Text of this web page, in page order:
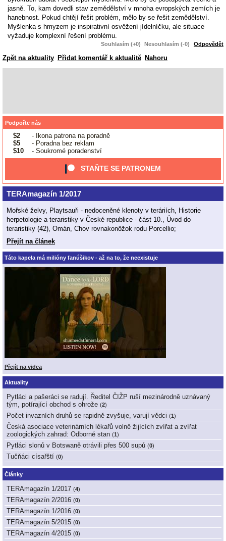
jasně. To, kam dovedli stav zemědělství v mnoha evropských zemích je
hanebnost. Pokud chtějí řešit problém, mělo by se řešit zemědělství.
Myšlenka s hmyzem je inspirativní osvěžení jídelníčku, ale situace
vyžaduje komplexní řešení problému.
Souhlasím (+0) Nesouhlasím (-0) Odpovědět
Zpět na aktuality Přidat komentář k aktualitě Nahoru
Podpořte nás
$2
- Ikona patrona na poradně
$5
- Poradna bez reklam
$10
- Soukromé poradenství
STAŇTE SE PATRONEM
TERAmagazín 1/2017
Mořské želvy, Playtsauři - nedoceněné klenoty v teráriích, Historie
herpetologie a teraristiky v České republice - část 10., Úvod do
teraristiky (42), Omán, Chov rovnakonôžok rodu Porcellio;
Přejít na článek
Táto kapela má milióny fanúšikov - až na to, že neexistuje
Přejít na videa
Aktuality
Pytláci a pašeráci se radují. Ředitel ČIŽP ruší mezinárodně uznávaný
tým, potírající obchod s ohrože (2)
Počet invazních druhů se rapidně zvyšuje, varují vědci (1 )
Česká asociace veterinárních lékařů volně žijících zvířat a zvířat
zoologických zahrad: Odborné stan (1 )
Pytláci slonů v Botswaně otrávili přes 500 supů (0)
Tučňáci císařští (0)
Články
TERAmagazín 1/2017 (4)
TERAmagazín 2/2016 (0)
TERAmagazín 1/2016 (0)
TERAmagazín 5/2015 (0)
TERAmagazín 4/2015 (0)